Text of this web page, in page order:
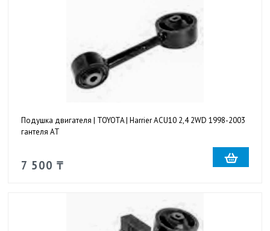
Подушка двигателя | TOYOTA | Harrier ACU10 2,4 2WD 1998-2003
гантеля AT
7 500 ₸